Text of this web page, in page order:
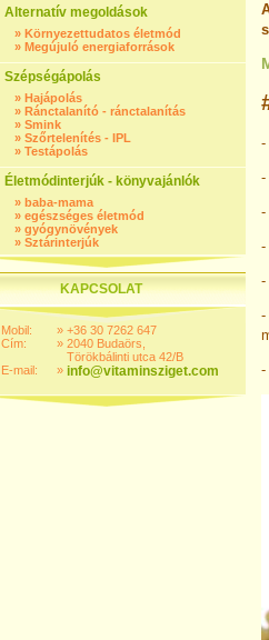
Alternatív megoldások
» Környezettudatos életmód
» Megújuló energiaforrások
Szépségápolás
» Hajápolás
» Ránctalanító - ránctalanítás
» Smink
» Szőrtelenítés - IPL
» Testápolás
Életmódinterjúk - könyvajánlók
» baba-mama
» egészséges életmód
» gyógynövények
» Sztárinterjúk
KAPCSOLAT
Mobil:
Cím:
E-mail:
»
»
»
+36 30 7262 647
2040 Budaörs,
Törökbálinti utca 42/B
info@vitaminsziget.com
-
-
-
-
-
-
-